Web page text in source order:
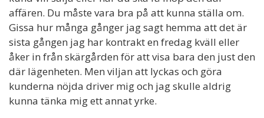
affären. Du måste vara bra på att kunna ställa om.
Gissa hur många gånger jag sagt hemma att det är
sista gången jag har kontrakt en fredag kväll eller
åker in från skärgården för att visa bara den just den
där lägenheten. Men viljan att lyckas och göra
kunderna nöjda driver mig och jag skulle aldrig
kunna tänka mig ett annat yrke.